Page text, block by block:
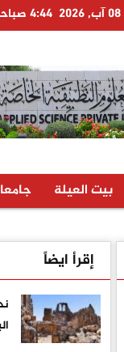
4:44 صباحاً
بيت العيلة
إقرأ ايضاً